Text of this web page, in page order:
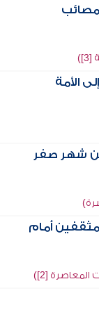
الأمة
شهر صفر
أمام
[2])